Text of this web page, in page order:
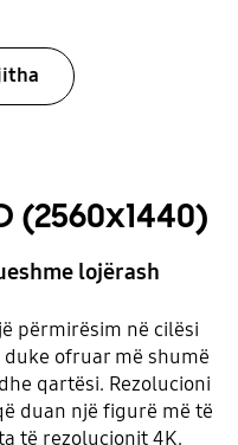
(2560x1440)
lojërash
përmirësim në cilësi
ofruar më shumë
qartësi. Rezolucioni
duan një figurë më të
të rezolucionit 4K.